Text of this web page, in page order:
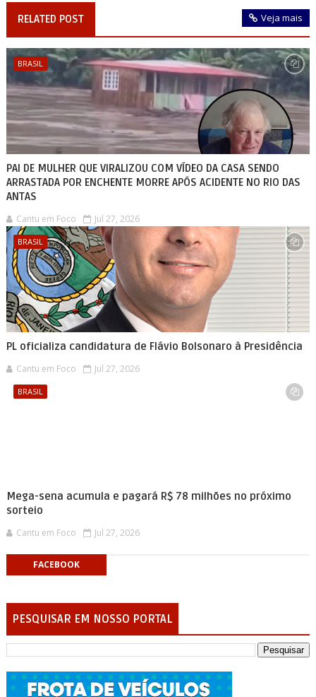
RELATED POST Veja mais
BRASIL
PAI DE MULHER QUE VIRALIZOU COM VÍDEO DA CASA SENDO
ARRASTADA POR ENCHENTE MORRE APÓS ACIDENTE NO RIO DAS
ANTAS
Cantu em Foco Jul 27, 2026
BRASIL
PL oficializa candidatura de Flávio Bolsonaro à Presidência
Cantu em Foco Jul 27, 2026
BRASIL
Mega-sena acumula e pagará R$ 78 milhões no próximo
sorteio
Cantu em Foco Jul 27, 2026
FACEBOOK
PESQUISAR EM NOSSO PORTAL